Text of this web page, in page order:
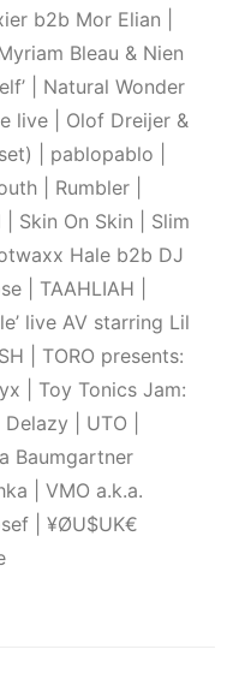
b2b Mor Elian |
Bleau & Nien
| Natural Wonder
live | Olof Dreijer &
| pablopablo |
| Rumbler |
Skin On Skin | Slim
Hale b2b DJ
| TAAHLIAH |
live AV starring Lil
| TORO presents:
| Toy Tonics Jam:
| UTO |
Baumgartner
| VMO a.k.a.
| ¥ØU$UK€